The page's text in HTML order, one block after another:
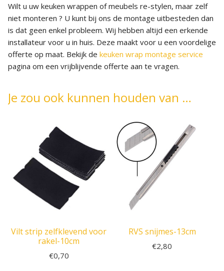
Wilt u uw keuken wrappen of meubels re-stylen, maar zelf
niet monteren ? U kunt bij ons de montage uitbesteden dan
is dat geen enkel probleem. Wij hebben altijd een erkende
installateur voor u in huis. Deze maakt voor u een voordelige
offerte op maat. Bekijk de keuken wrap montage service
pagina om een vrijblijvende offerte aan te vragen.
Je zou ook kunnen houden van …
Vilt strip zelfklevend voor
rakel-10cm
€0,70
RVS snijmes-13cm
€2,80